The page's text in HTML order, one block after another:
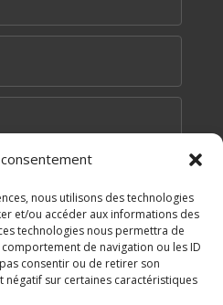
nous utilisons des technologies
et/ou accéder aux informations des
technologies nous permettra de
de navigation ou les ID
consentir ou de retirer son
négatif sur certaines caractéristiques
ENVOYER MA DEMANDE